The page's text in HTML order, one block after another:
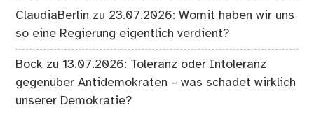
ClaudiaBerlin zu 23.07.2026: Womit haben wir uns
so eine Regierung eigentlich verdient?
Bock zu13.07.2026: Toleranz oder Intoleranz
gegenüber Antidemokraten – was schadet wirklich
unserer Demokratie?